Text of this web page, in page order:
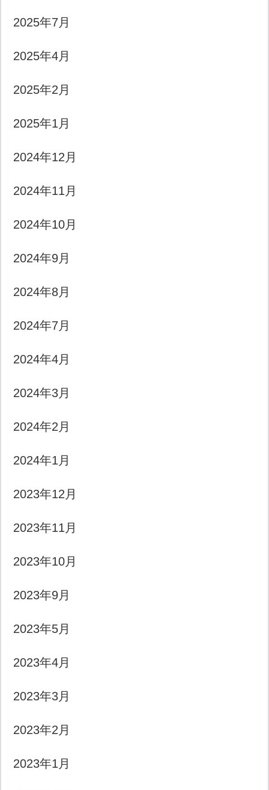
2025年7月
2025年4月
2025年2月
2025年1月
2024年12月
2024年11月
2024年10月
2024年9月
2024年8月
2024年7月
2024年4月
2024年3月
2024年2月
2024年1月
2023年12月
2023年11月
2023年10月
2023年9月
2023年5月
2023年4月
2023年3月
2023年2月
2023年1月